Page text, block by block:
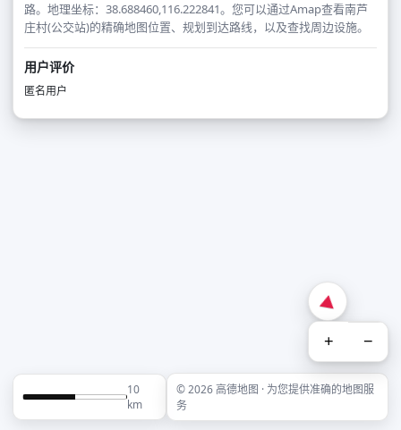
路。地理坐标：38.688460,116.222841。您可以通过Amap查看南芦
庄村(公交站)的精确地图位置、规划到达路线，以及查找周边设施。
用户评价
匿名用户
+ −
10
km
© 2026 高德地图 · 为您提供准确的地图服
务